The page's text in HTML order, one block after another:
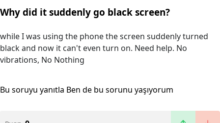
Why did it suddenly go black screen?
while I was using the phone the screen suddenly turned
black and now it can't even turn on. Need help. No
vibrations, No Nothing
Bu soruyu yanıtla Ben de bu sorunu yaşıyorum